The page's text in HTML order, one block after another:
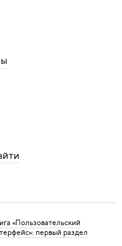
«Пользовательский
первый раздел